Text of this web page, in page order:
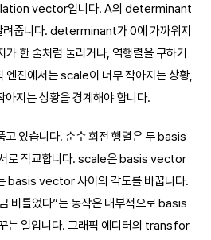
vector입니다. A의 determinant
려줍니다. determinant가 0에 가까워지
한 줄처럼 눌리거나, 역행렬을 구하기
엔진에서는 scale이 너무 작아지는 상황,
지는 상황을 경계해야 합니다.
있습니다. 순수 회전 행렬은 두 basis
로 직교합니다. scale은 basis vector
basis vector 사이의 각도를 바꿉니다.
비틀었다”는 동작은 내부적으로 basis
는 일입니다. 그래픽 에디터의 transfor